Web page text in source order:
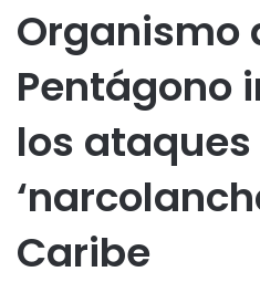
Organismo
Pentágono
los
Caribe